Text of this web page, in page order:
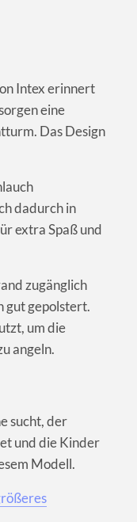
Intex erinnert
eine
Das Design
dadurch in
extra Spaß und
zugänglich
gut gepolstert.
um die
angeln.
sucht, der
und die Kinder
Modell.